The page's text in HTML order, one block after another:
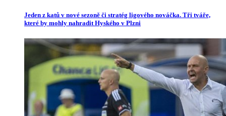
Jeden z katů v nové sezoně či stratég ligového nováčka. Tři tváře,
které by mohly nahradit Hyského v Plzni